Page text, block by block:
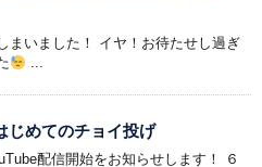
まいました！ イヤ！お待たせし過ぎ
...
じめてのチョイ投げ
配信開始をお知らせします！ ６